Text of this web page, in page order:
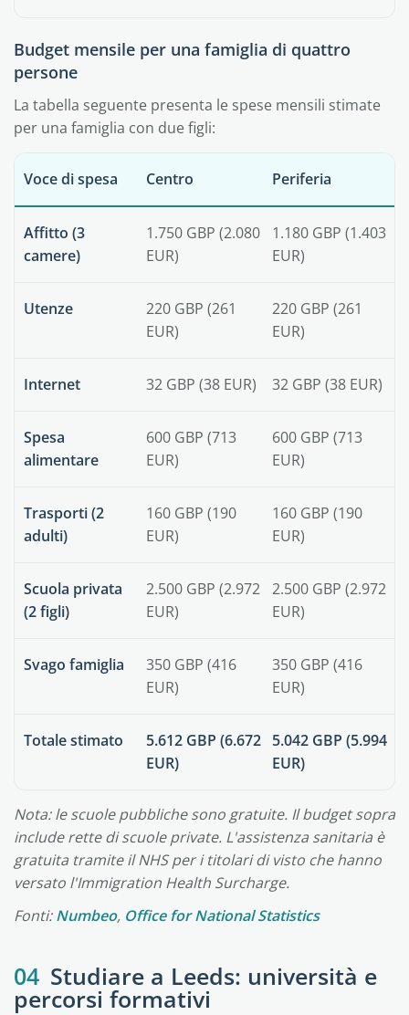
Budget mensile per una famiglia di quattro
persone
La tabella seguente presenta le spese mensili stimate
per una famiglia con due figli:
Voce di spesa Centro Periferia
Affitto (3
camere)
1.750 GBP (2.080
EUR)
1.180 GBP (1.403
EUR)
Utenze
220 GBP (261
EUR)
220 GBP (261
EUR)
Internet 32 GBP (38 EUR) 32 GBP (38 EUR)
Spesa
alimentare
600 GBP (713
EUR)
600 GBP (713
EUR)
Trasporti (2
adulti)
160 GBP (190
EUR)
160 GBP (190
EUR)
Scuola privata
(2 figli)
2.500 GBP (2.972
EUR)
2.500 GBP (2.972
EUR)
Svago famiglia
350 GBP (416
EUR)
350 GBP (416
EUR)
Totale stimato
5.612 GBP (6.672
EUR)
5.042 GBP (5.994
EUR)
Nota: le scuole pubbliche sono gratuite. Il budget sopra
include rette di scuole private. L'assistenza sanitaria è
gratuita tramite il NHS per i titolari di visto che hanno
versato l'Immigration Health Surcharge.
Fonti:Numbeo, Office for National Statistics
04 Studiare a Leeds: università e
percorsi formativi